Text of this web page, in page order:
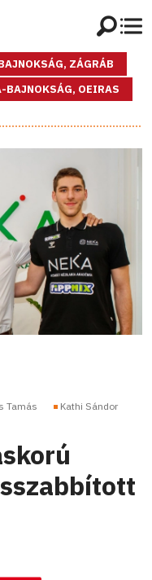
ZÁGRÁB
BAJNOKSÁG, OEIRAS
Tamás
Kathi Sándor